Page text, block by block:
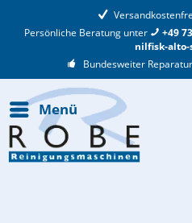
Persönliche Beratung unter
+49
nilfisk-alto-
Bundesweiter
Menü